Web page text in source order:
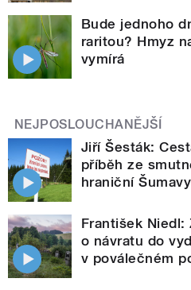
Bude jednoho
raritou? Hmyz
vymírá
NEJPOSLOUCHANĚJŠÍ
Jiří Šesták:
příběh ze
hraniční
František Niedl:
o návratu do
v poválečném